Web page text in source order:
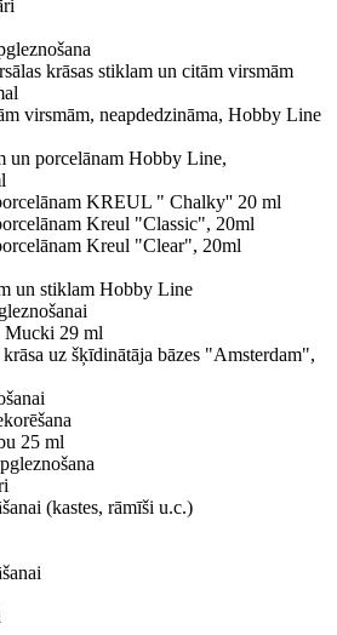
krāsas stiklam un citām virsmām
virsmām, neapdedzināma, Hobby Line
un porcelānam Hobby Line,
KREUL " Chalky'' 20 ml
Kreul "Classic", 20ml
Kreul "Clear", 20ml
un stiklam Hobby Line
Mucki 29 ml
uz šķīdinātāja bāzes "Amsterdam",
25 ml
(kastes, rāmīši u.c.)